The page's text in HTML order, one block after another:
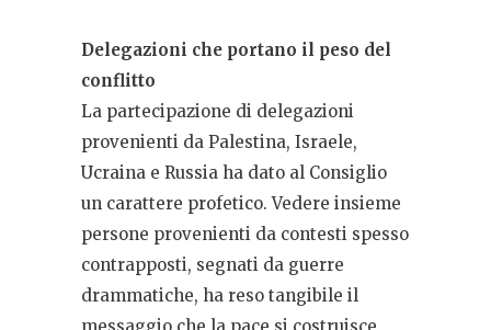
Delegazioni che portano il peso del
conflitto
La partecipazione di delegazioni
provenienti da Palestina, Israele,
Ucraina e Russia ha dato al Consiglio
un carattere profetico. Vedere insieme
persone provenienti da contesti spesso
contrapposti, segnati da guerre
drammatiche, ha reso tangibile il